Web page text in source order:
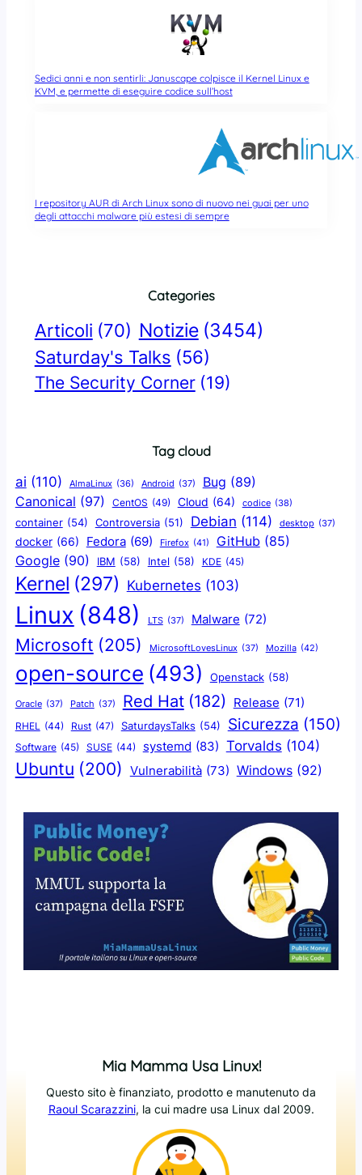
Sedici anni e non sentirli: Januscape colpisce il Kernel Linux e
KVM, e permette di eseguire codice sull’host
I repository AUR di Arch Linux sono di nuovo nei guai per uno
degli attacchi malware più estesi di sempre
Categories
Articoli (70) Notizie (3454)
Saturday's Talks (56)
The Security Corner (19)
Tag cloud
ai (110) AlmaLinux (36) Android (37) Bug (89)
Canonical (97) CentOS (49) Cloud (64) codice (38)
container (54) Controversia (51) Debian (114) desktop (37)
docker (66) Fedora (69) Firefox (41) GitHub (85)
Google (90) IBM (58) Intel (58) KDE (45)
Kernel (297) Kubernetes (103)
Linux (848) LTS (37) Malware (72)
Microsoft (205) MicrosoftLovesLinux (37) Mozilla (42)
open-source (493) Openstack (58)
Oracle (37) Patch (37) Red Hat (182) Release (71)
RHEL (44) Rust (47) SaturdaysTalks (54) Sicurezza (150)
Software (45) SUSE (44) systemd (83) Torvalds (104)
Ubuntu (200) Vulnerabilità (73) Windows (92)
Mia Mamma Usa Linux!
Questo sito è finanziato, prodotto e manutenuto da
Raoul Scarazzini, la cui madre usa Linux dal 2009.